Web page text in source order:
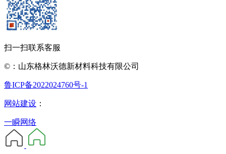
扫一扫联系客服
©：山东格林沃德新材料科技有限公司
鲁ICP备2022024760号-1
网站建设 ：
一瞬网络